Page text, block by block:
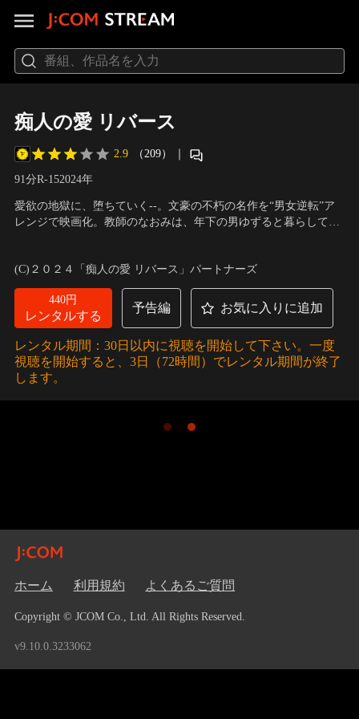
痴人の愛 リバース
2.9 （209） ｜
91分R-152024年
愛欲の地獄に、堕ちていく--。文豪の不朽の名作を“男女逆転”ア
レンジで映画化。教師のなおみは、年下の男ゆずると暮らしてい
おみは、広い家に引っ越し、勉強を教え、少ない給料をふたりの
生活につぎ込んでいった。
(C)２０２４「痴人の愛 リバース」パートナーズ
440円
レンタルする
予告編 お気に入りに追加
レンタル期間：30日以内に視聴を開始して下さい。一度
視聴を開始すると、3日（72時間）でレンタル期間が終了
します。
ホーム 利用規約 よくあるご質問
Copyright © JCOM Co., Ltd. All Rights Reserved.
v9.10.0.3233062